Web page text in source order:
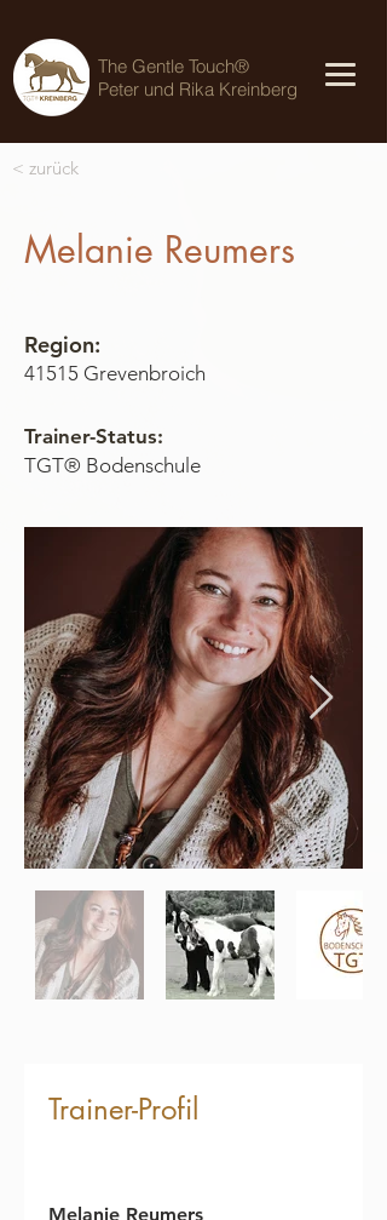
The Gentle Touch®
Peter und Rika Kreinberg
< zurück
Melanie Reumers
Region:
41515 Grevenbroich
Trainer-Status:
TGT® Bodenschule
Trainer-Profil